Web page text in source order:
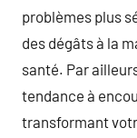
problèmes plus
des dégâts à la
santé. Par
tendance à
transformant